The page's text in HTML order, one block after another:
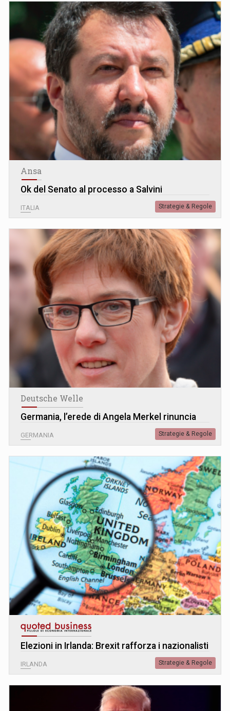
Ansa
Ok del Senato al processo a Salvini
ITALIA Strategie & Regole
Deutsche Welle
Germania, l’erede di Angela Merkel rinuncia
GERMANIA Strategie & Regole
Elezioni in Irlanda: Brexit rafforza i nazionalisti
IRLANDA Strategie & Regole